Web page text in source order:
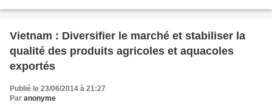
Vietnam : Diversifier le marché et stabiliser la
qualité des produits agricoles et aquacoles
exportés
Publié le 23/06/2014 à 21:27
Par anonyme